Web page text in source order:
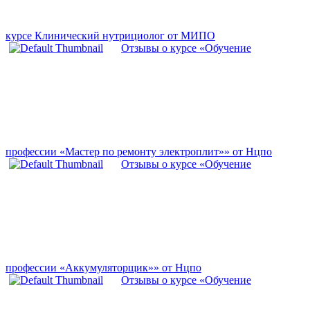
курсе Клинический нутрициолог от МИПО
Отзывы о курсе «Обучение
профессии «Мастер по ремонту электроплит»» от Нцпо
Отзывы о курсе «Обучение
профессии «Аккумуляторщик»» от Нцпо
Отзывы о курсе «Обучение